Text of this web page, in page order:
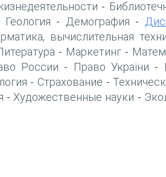
-
Геология - Демография -
вычислительная
- Маркетинг -
России - Право України -
- Страхование -
- Художественные науки -